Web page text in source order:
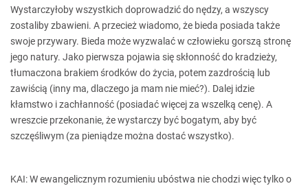
Wystarczyłoby wszystkich doprowadzić do nędzy, a wszyscy
zostaliby zbawieni. A przecież wiadomo, że bieda posiada także
swoje przywary. Bieda może wyzwalać w człowieku gorszą stronę
jego natury. Jako pierwsza pojawia się skłonność do kradzieży,
tłumaczona brakiem środków do życia, potem zazdrością lub
zawiścią (inny ma, dlaczego ja mam nie mieć?). Dalej idzie
kłamstwo i zachłanność (posiadać więcej za wszelką cenę). A
wreszcie przekonanie, że wystarczy być bogatym, aby być
szczęśliwym (za pieniądze można dostać wszystko).
KAI: W ewangelicznym rozumieniu ubóstwa nie chodzi więc tylko o